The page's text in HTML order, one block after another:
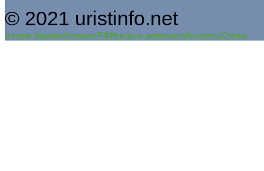
© 2021 uristinfo.net
Історія УкраїниИстория РФИсковые заявленияКонтактыСтатьи